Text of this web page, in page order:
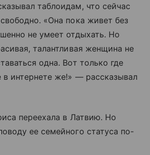
таблоидам, что сейчас
«Она пока живет без
не умеет отдыхать. Но
талантливая женщина не
одна. Вот только где
в интернете же!» — рассказывал
переехала в Латвию. Но
ее семейного статуса по-